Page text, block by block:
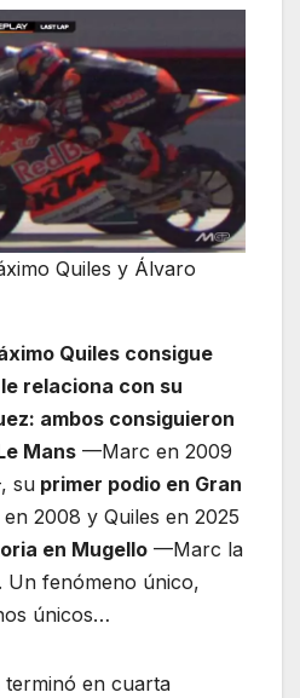
Quiles y Álvaro
Quiles consigue
relaciona con su
ambos consiguieron
Mans —Marc en 2009
su primer podio en Gran
2008 y Quiles en 2025
en Mugello —Marc la
Un fenómeno único,
únicos…
en cuarta